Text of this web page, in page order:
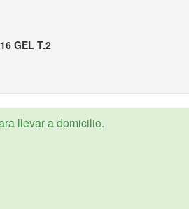
GEL T.2
llevar a domicilio.